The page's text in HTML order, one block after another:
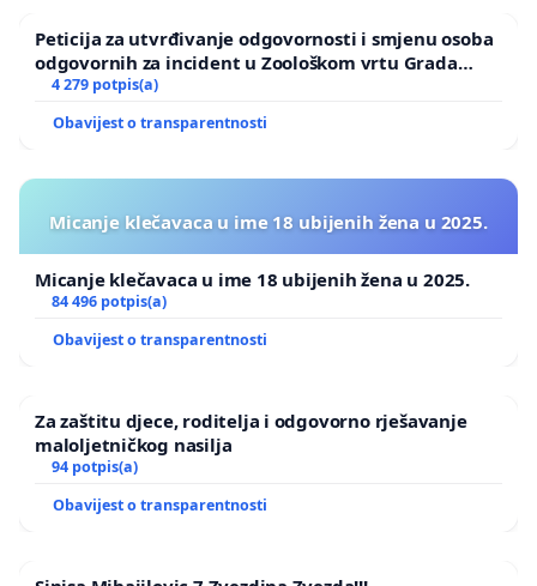
Peticija za utvrđivanje odgovornosti i smjenu osoba
odgovornih za incident u Zoološkom vrtu Grada
Zagreba
4 279 potpis(a)
Obavijest o transparentnosti
Micanje klečavaca u ime 18 ubijenih žena u 2025.
Micanje klečavaca u ime 18 ubijenih žena u 2025.
84 496 potpis(a)
Obavijest o transparentnosti
Za zaštitu djece, roditelja i odgovorno rješavanje
maloljetničkog nasilja
94 potpis(a)
Obavijest o transparentnosti